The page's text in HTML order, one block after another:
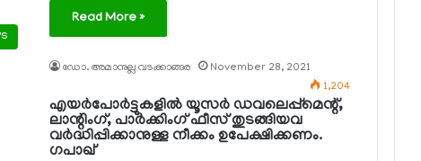
Read More »
ഡോ. അമാനുല്ല വടക്കാങ്ങര
November 28, 2021
1,204
എയര്‍പോര്‍ട്ടുകളില്‍ യൂസര്‍ ഡവലെപ്പ്‌മെന്റ്,
ലാന്റിംഗ്, പാര്‍ക്കിംഗ് ഫീസ് തുടങ്ങിയവ
വര്‍ദ്ധിപ്പിക്കാനുള്ള നീക്കം ഉപേക്ഷിക്കണം.
ഗപാഖ്